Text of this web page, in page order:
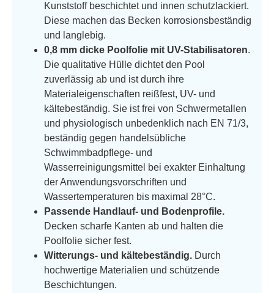
Kunststoff beschichtet und innen schutzlackiert.
Diese machen das Becken korrosionsbeständig
und langlebig.
0,8 mm dicke Poolfolie mit UV-Stabilisatoren.
Die qualitative Hülle dichtet den Pool
zuverlässig ab und ist durch ihre
Materialeigenschaften reißfest, UV- und
kältebeständig. Sie ist frei von Schwermetallen
und physiologisch unbedenklich nach EN 71/3,
beständig gegen handelsübliche
Schwimmbadpflege- und
Wasserreinigungsmittel bei exakter Einhaltung
der Anwendungsvorschriften und
Wassertemperaturen bis maximal 28°C.
Passende Handlauf- und Bodenprofile.
Decken scharfe Kanten ab und halten die
Poolfolie sicher fest.
Witterungs- und kältebeständig. Durch
hochwertige Materialien und schützende
Beschichtungen.